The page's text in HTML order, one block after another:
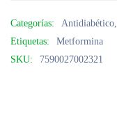
Categorías: Antidiabético,
Etiquetas:
Metformina
SKU:
7590027002321